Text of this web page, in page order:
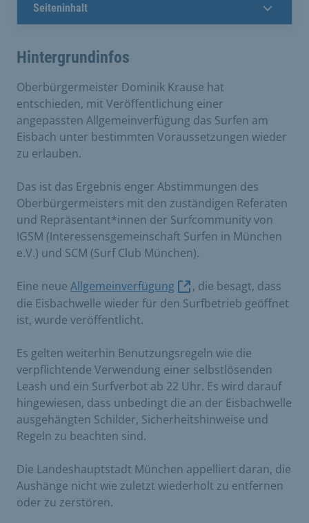
Seiteninhalt
Hintergrundinfos
Oberbürgermeister Dominik Krause hat
entschieden, mit Veröffentlichung einer
angepassten Allgemeinverfügung das Surfen am
Eisbach unter bestimmten Voraussetzungen wieder
zu erlauben.
Das ist das Ergebnis enger Abstimmungen des
Oberbürgermeisters mit den zuständigen Referaten
und Repräsentant*innen der Surfcommunity von
IGSM (Interessensgemeinschaft Surfen in München
e.V.) und SCM (Surf Club München).
Eine neue Allgemeinverfügung
, die besagt, dass
die Eisbachwelle wieder für den Surfbetrieb geöffnet
ist, wurde veröffentlicht.
Es gelten weiterhin Benutzungsregeln wie die
verpflichtende Verwendung einer selbstlösenden
Leash und ein Surfverbot ab 22 Uhr. Es wird darauf
hingewiesen, dass unbedingt die an der Eisbachwelle
ausgehängten Schilder, Sicherheitshinweise und
Regeln zu beachten sind.
Die Landeshauptstadt München appelliert daran, die
Aushänge nicht wie zuletzt wiederholt zu entfernen
oder zu zerstören.